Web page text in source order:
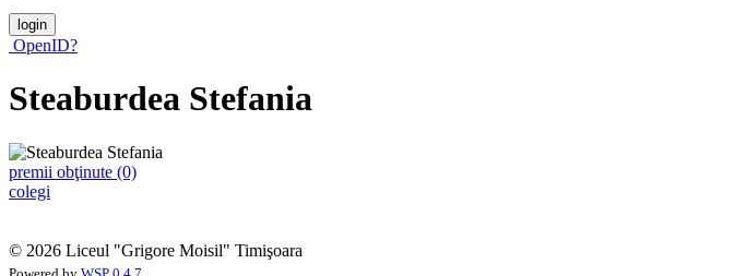
OpenID?
Steaburdea Stefania
premii obţinute (0)
colegi
© 2026 Liceul "Grigore Moisil" Timişoara